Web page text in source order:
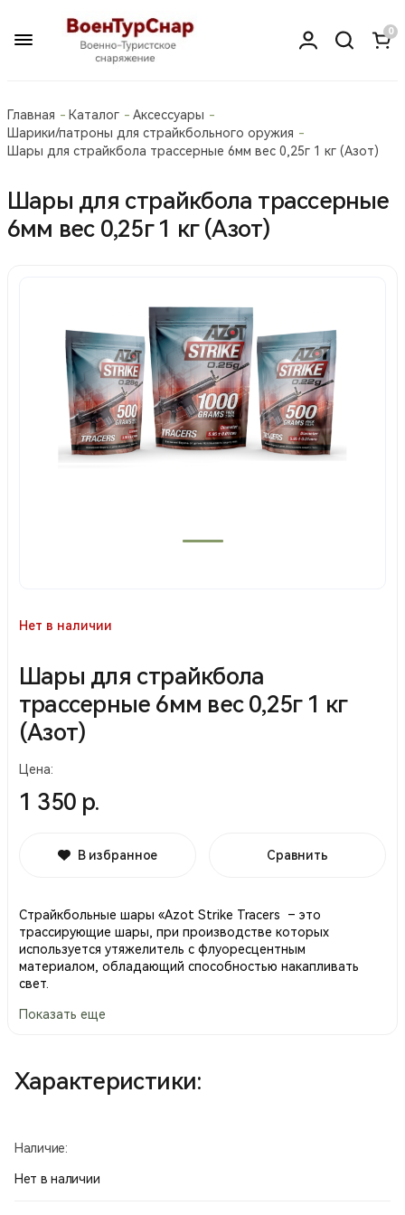
0
Главная Каталог
Аксессуары
Шарики/патроны для страйкбольного оружия
Шары для страйкбола трассерные 6мм вес 0,25г 1 кг (Азот)
Шары для страйкбола трассерные
6мм вес 0,25г 1 кг (Азот)
Нет в наличии
Шары для страйкбола
трассерные 6мм вес 0,25г 1 кг
(Азот)
Цена:
1 350 р.
В избранное Сравнить
Страйкбольные шары «Azot Strike Tracers – это
трассирующие шары, при производстве которых
используется утяжелитель с флуоресцентным
материалом, обладающий способностью накапливать
свет.
При выстреле шар светится, поэтому игра в вечернее и
«Azot Strike Tracers» изготавливаются на современном
поверхности, что обеспечивает идеальную сферичность
и гладкость поверхности.
Показать еще
Характеристики:
Наличие:
Нет в наличии